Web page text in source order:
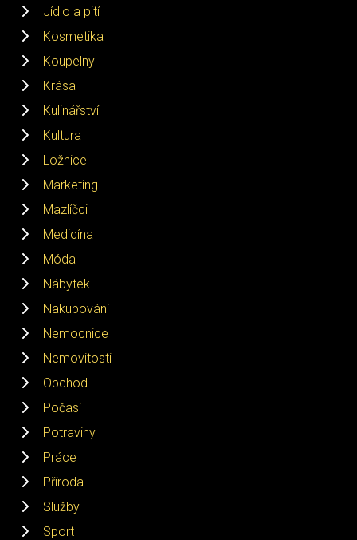
Jídlo a pití
Kosmetika
Koupelny
Krása
Kulinářství
Kultura
Ložnice
Marketing
Mazlíčci
Medicína
Móda
Nábytek
Nakupování
Nemocnice
Nemovitosti
Obchod
Počasí
Potraviny
Práce
Příroda
Služby
Sport